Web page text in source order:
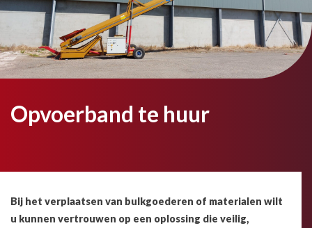
Opvoerband te huur
Bij het verplaatsen van bulkgoederen of materialen wilt
u kunnen vertrouwen op een oplossing die veilig,